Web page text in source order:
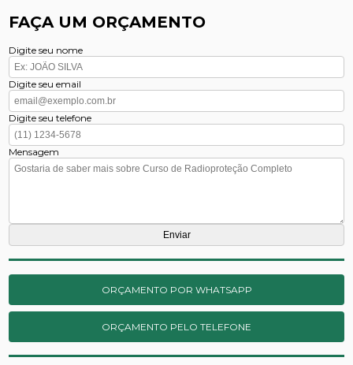
FAÇA UM ORÇAMENTO
Digite seu nome
Digite seu email
Digite seu telefone
Mensagem
ORÇAMENTO POR WHATSAPP
ORÇAMENTO PELO TELEFONE